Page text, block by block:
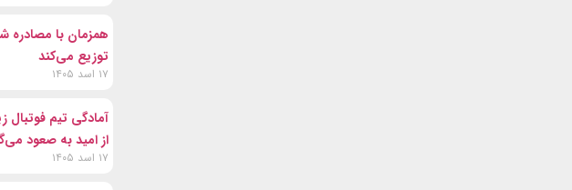
همزمان با مصادره
توزیع می‌کند
۱۷ اسد ۱۴۰۵
از امید به صعود
۱۷ اسد ۱۴۰۵